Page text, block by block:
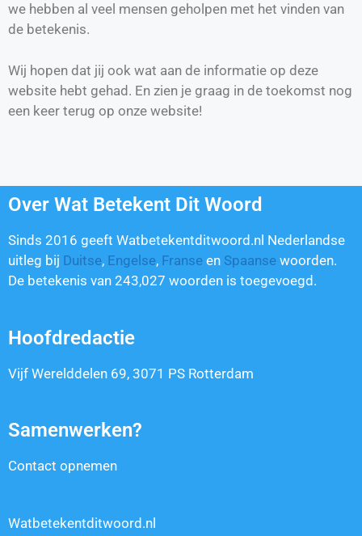
we hebben al veel mensen geholpen met het vinden van
de betekenis.
Wij hopen dat jij ook wat aan de informatie op deze
website hebt gehad. En zien je graag in de toekomst nog
een keer terug op onze website!
Over Wat Betekent Dit Woord
Sinds 2016 geeft Watbetekentditwoord.nl Nederlandse
uitleg bij Duitse, Engelse, Franse en Spaanse woorden.
De betekenis van 243,027 woorden is toegevoegd.
Hoofdredactie
Vijf Werelddelen 69, 3071 PS Rotterdam
Samenwerken?
Contact opnemen
Watbetekentditwoord.nl